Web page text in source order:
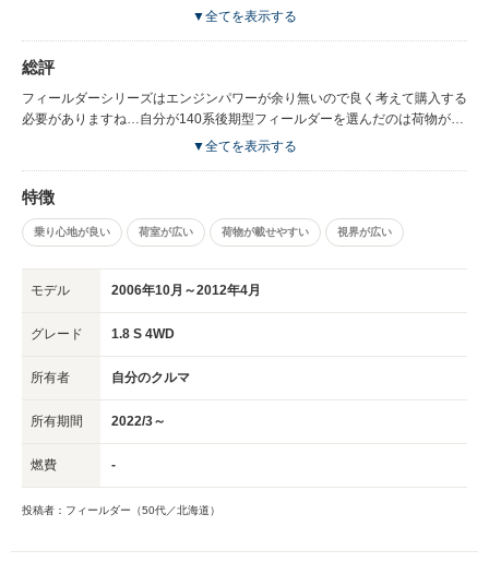
パネル(センターパネル)のデザインがイマイチ…自分が所有するフィールダ
すね
▼全てを表示する
総評
フィールダーシリーズはエンジンパワーが余り無いので良く考えて購入する
必要がありますね…自分が140系後期型フィールダーを選んだのは荷物が運
べる事、大人四人が乗って長距離の旅行が疲れない事ですかね…140系後期
ィールダーが良いですが、140系フィールダーは、フロントからテールに掛
けての綺麗なボディーラインも特徴なので購入する時にはその辺りをしゃが
んだり、立ったりの繰り返しを見る事で140系フィールダーの良さが出てき
▼全てを表示する
特徴
乗り心地が良い 荷室が広い 荷物が載せやすい 視界が広い
モデル 2006年10月～2012年4月
グレード 1.8 S 4WD
所有者 自分のクルマ
所有期間 2022/3～
燃費 -
投稿者：フィールダー（50代／北海道）